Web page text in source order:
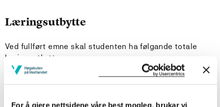
For å gjere nettsidene våre best mogleg, brukar vi
Læringsutbytte
Ved fullført emne skal studenten ha følgande totale
læringsutbytte:
har, i tilknyting til arbeid med FOU-oppgåva,